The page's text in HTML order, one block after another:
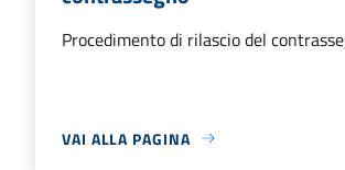
Procedimento di rilascio del
VAI ALLA PAGINA